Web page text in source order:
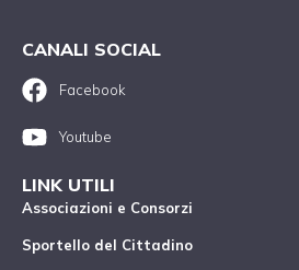
CANALI SOCIAL
Facebook
Youtube
LINK UTILI
Associazioni e Consorzi
Sportello del Cittadino